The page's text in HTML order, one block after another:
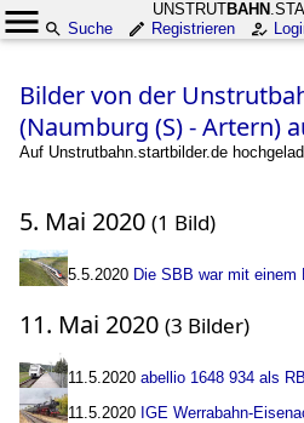
UNSTRUTBAHN
Suche
Registrieren
Bilder von der
(Naumburg (S) - Artern)
Auf Unstrutbahn.startbilder.de
5. Mai 2020 (1 Bild)
5.5.2020 Die SBB war mit einem
11. Mai 2020 (3 Bilder)
11.5.2020 abellio 1648 934 als
11.5.2020 IGE Werrabahn-